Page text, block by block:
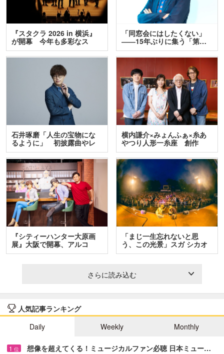
『スタクラ 2026 in 横浜』
が開幕 今年も多彩なス
テ…
「同窓会にはしたくない」
――15年ぶりに集う「第…
石井琢磨「人生の宝物にな
るように」 初披露曲やレ
ア…
横内謙介×みょんふぁ×糸あ
やつり人形一糸座 創作
人…
『シティーハンター大原画
展』大阪で開幕、アルコ
＆…
「まじ一生忘れないと思
う、この光景」スガ シカオ
と…
さらに読み込む
人気記事ランキング
Daily
Weekly Monthly
1 位 想像を超えてくる！ミュージカルファン必聴 日本ミュー…